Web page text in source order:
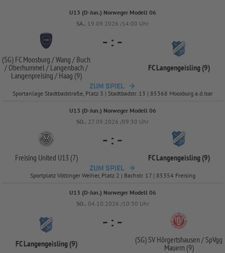
U13 (D-Jun.) Norweger Modell 06
SA.. 19.09.2026 /14:00 Uhr
(SG) FC Moosburg /Wang / Buch
/ Oberhummel /Langenbach /
Langenpreising /Haag (9)
- : -
FC Langengeisling (9)
ZUM SPIEL
Sportanlage Stadtbadstraße, Platz 3 | Stadtbadstr. 13 | 85368 Moosburg a.d.Isar
U13 (D-Jun.) Norweger Modell 06
SO.. 27.09.2026 /09:30 Uhr
Freising United U13 (7)
- : -
FC Langengeisling (9)
ZUM SPIEL
Sportplatz Vöttinger Weiher, Platz 2 | Bachstr. 17 | 85354 Freising
U13 (D-Jun.) Norweger Modell 06
SO.. 04.10.2026 /10:30 Uhr
FC Langengeisling (9)
- : -
(SG) SV Hörgertshausen / SpVgg
Mauern (9)